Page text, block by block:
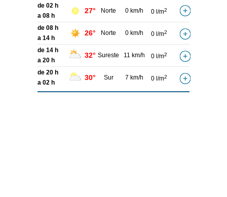
de 02 h
a 08 h
27° Norte 0 km/h 0 l/m2
de 08 h
a 14 h
26° Norte 0 km/h 0 l/m2
de 14 h
a 20 h
32° Sureste 11 km/h 0 l/m2
de 20 h
a 02 h
30° Sur 7 km/h 0 l/m2